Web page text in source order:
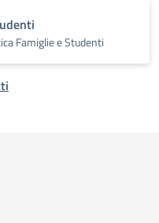
Famiglie e Studenti